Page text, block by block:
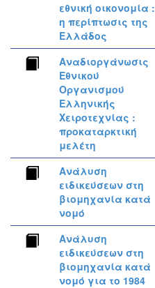
εθνική οικονομία :
η περίπτωσις της
Ελλάδος
Αναδιοργάνωσις
Εθνικού
Οργανισμού
Ελληνικής
Χειροτεχνίας :
προκαταρκτική
μελέτη
Ανάλυση
ειδικεύσεων στη
βιομηχανία κατά
νομό
Ανάλυση
ειδικεύσεων στη
βιομηχανία κατά
νομό για το 1984